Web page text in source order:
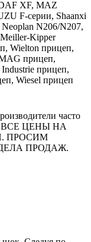
XF, MAZ
F-серии, Shaanxi
N206/N207,
Kipper
Wielton прицеп,
прицеп,
прицеп,
Wiesel прицеп
часто
ВСЕ ЦЕНЫ НА
ПРОСИМ
ПРОДАЖ.